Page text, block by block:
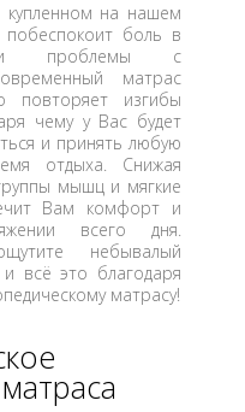
купленном на нашем
боль в
проблемы с
матрас
повторяет изгибы
чему у Вас будет
и принять любую
отдыха. Снижая
мышц и мягкие
Вам комфорт и
всего дня.
небывалый
всё это благодаря
матрасу!